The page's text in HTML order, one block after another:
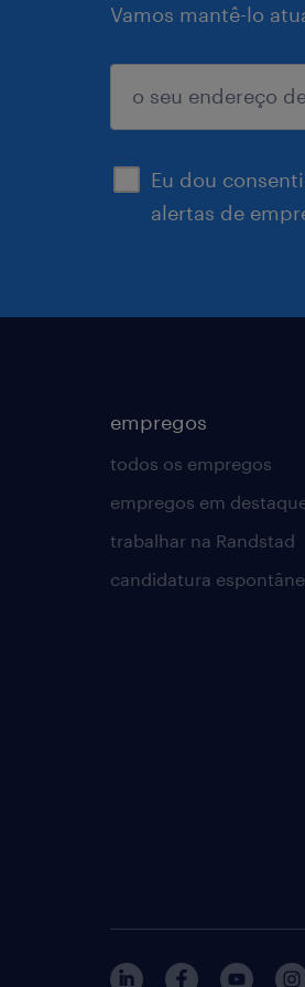
Vamos mantê-lo
Eu dou
alertas de
enviar
empregos
todos os empregos
empregos em
trabalhar na Randstad
candidatura